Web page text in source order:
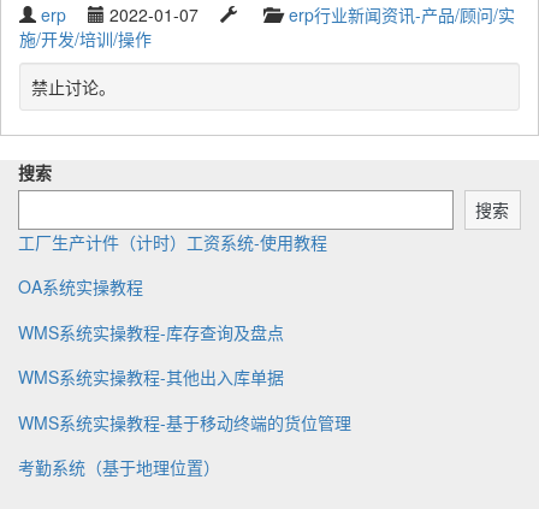
g
g
e
d
t
h
W
r
i
t
t
e
n
b
erp
P
u
b
i
s
2022-01-07
s
u
p
e
C
t
g
o
erp行业新闻资讯-产品/顾问/实
施/开发/培训/操作
禁止讨论。
搜索
搜索
工厂生产计件（计时）工资系统-使用教程
OA系统实操教程
WMS系统实操教程-库存查询及盘点
WMS系统实操教程-其他出入库单据
WMS系统实操教程-基于移动终端的货位管理
考勤系统（基于地理位置）